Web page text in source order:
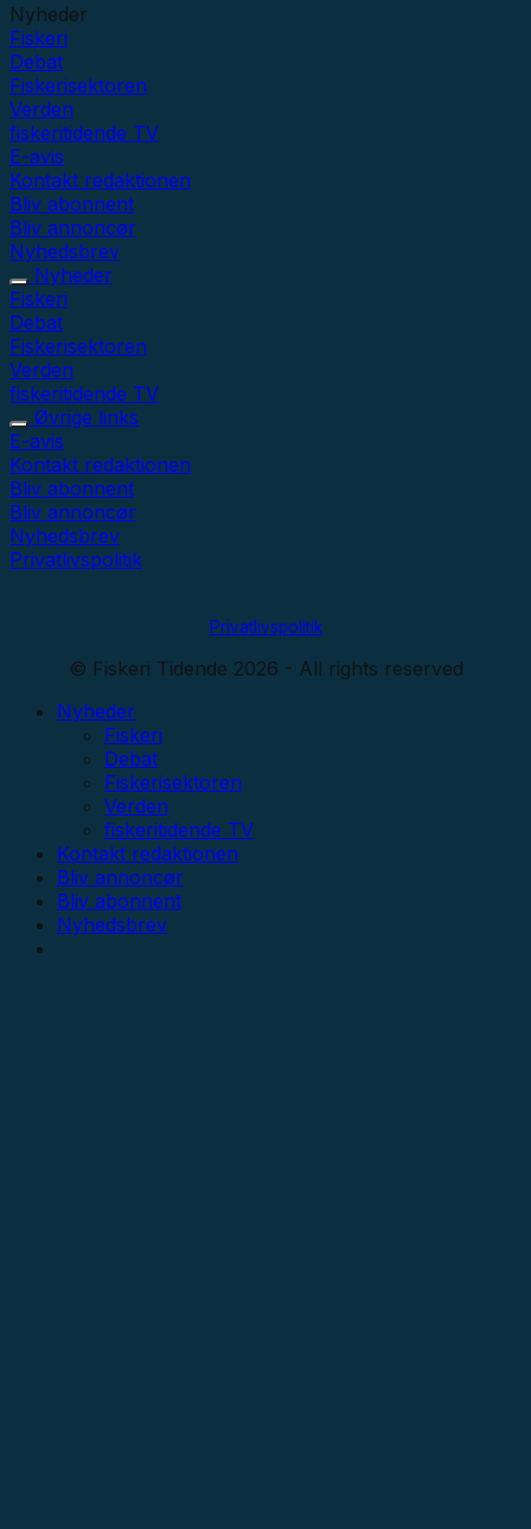
Nyheder
Fiskeri
Debat
Fiskerisektoren
Verden
fiskeritidende TV
E-avis
Kontakt redaktionen
Bliv abonnent
Bliv annoncør
Nyhedsbrev
Nyheder
Fiskeri
Debat
Fiskerisektoren
Verden
fiskeritidende TV
Øvrige links
E-avis
Kontakt redaktionen
Bliv abonnent
Bliv annoncør
Nyhedsbrev
Privatlivspolitik
Privatlivspolitik
© Fiskeri Tidende 2026 - All rights reserved
Nyheder
Fiskeri
Debat
Fiskerisektoren
Verden
fiskeritidende TV
Kontakt redaktionen
Bliv annoncør
Bliv abonnent
Nyhedsbrev